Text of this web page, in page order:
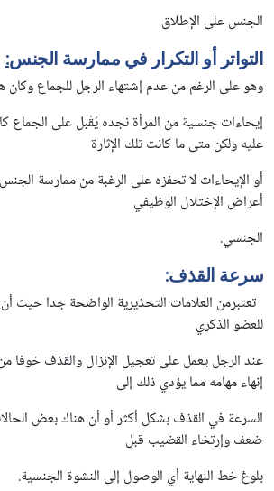
الجنس على الإطلاق
التواتر أو التكرار في ممارسة الجنس:
وهو على الرغم من عدم إشتهاء الرجل للجماع وكان
إيحاءات جنسية من المرأة نجده يُقْبل على الجماع
عليه ولكن متى ما كانت تلك الإثارة
أو الإيحاءات لا تحفزه على الرغبة من ممارسة
أعراض الإختلال الوظيفي
الجنسي.
سرعة القذف:
تعتبرمن العلامات التحذيرية الواضحة جدا حيث
للعضو الذكري
عند الرجل يعمل على تعجيل الإنزال والقذف خوفا
إنهاء مهامه مما يؤدي ذلك إلى
السرعة في القذف بشكل أكثر أو أن هناك بعض
ضعف وإرتخاء القضيب قبل
بلوغ خط النهاية أي الوصول إلى النشوة الجنسية.